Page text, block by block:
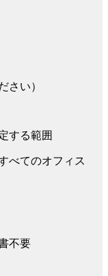
さい）
する範囲
べてのオフィス
不要